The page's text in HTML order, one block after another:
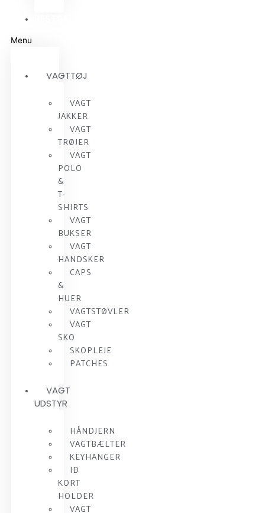
Menu
VAGTTØJ
VAGT
JAKKER
VAGT
TRØJER
VAGT
POLO
&
T-
SHIRTS
VAGT
BUKSER
VAGT
HANDSKER
CAPS
&
HUER
VAGTSTØVLER
VAGT
SKO
SKOPLEJE
PATCHES
VAGT
UDSTYR
HÅNDJERN
VAGTBÆLTER
KEYHANGER
ID
KORT
HOLDER
VAGT